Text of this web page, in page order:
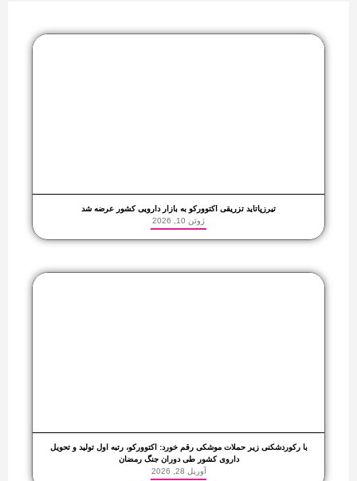
تیرزپاتاید تزریقی اکتوورکو به بازار دارویی کشور عرضه شد
ژوئن 10, 2026
با رکوردشکنی زیر حملات موشکی رقم خورد: اکتوورکو، رتبه اول تولید و تحویل
داروی کشور طی دوران جنگ رمضان
آوریل 28, 2026